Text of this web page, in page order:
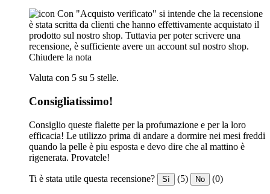
Con "Acquisto verificato" si intende che la recensione
è stata scritta da clienti che hanno effettivamente acquistato il
prodotto sul nostro shop. Tuttavia per poter scrivere una
recensione, è sufficiente avere un account sul nostro shop.
Chiudere la nota
Valuta con 5 su 5 stelle.
Consigliatissimo!
Consiglio queste fialette per la profumazione e per la loro
efficacia! Le utilizzo prima di andare a dormire nei mesi freddi
quando la pelle è piu esposta e devo dire che al mattino è
rigenerata. Provatele! ️
Ti è stata utile questa recensione? Sì (5) No (0)